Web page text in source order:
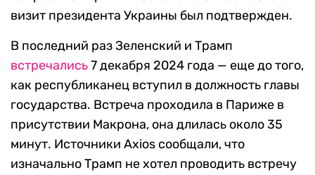
визит президента Украины был подтвержден.
В последний раз Зеленский и Трамп
встречались7 декабря 2024 года — еще до того,
как республиканец вступил в должность главы
государства. Встреча проходила в Париже в
присутствии Макрона, она длилась около 35
минут. Источники Axios сообщали, что
изначально Трамп не хотел проводить встречу